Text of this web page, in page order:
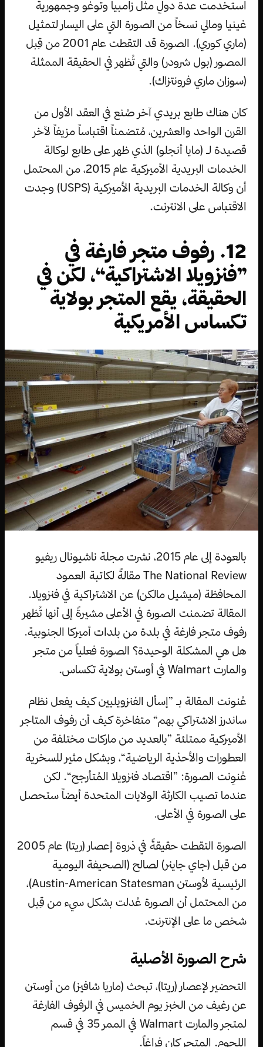
استخدمت عدة دولٍ مثل زامبيا وتوغو وجمهورية
غينيا ومالي نسخاً من الصورة التي على اليسار لتمثيل
(ماري كوري). الصورة قد التقطت عام 2001 من قِبل
المصور (بول شرودر) والتي تُظهر في الحقيقة الممثلة
(سوزان ماري فرونتزاك).
كان هناك طابع بريدي آخر صُنع في العقد الأول من
القرن الواحد والعشرين، مُتضمناً اقتباساً مزيفاً لآخر
قصيدة لـ (مايا أنجلو) الذي ظهر على طابع لوكالة
الخدمات البريدية الأميركية عام 2015، من المحتمل
أن وكالة الخدمات البريدية الأميركية (USPS) وجدت
الاقتباس على الانترنت.
12. رفوف متجر فارغة في
”فنزويلا الاشتراكية“، لكن في
الحقيقة، يقع المتجر بولاية
تكساس الأمريكية
بالعودة إلى عام 2015، نشرت مجلة ناشيونال ريفيو
The National Review مقالةً لكاتبة العمود
المحافظة (ميشيل مالكن) عن الاشتراكية في فنزويلا.
المقالة تضمنت الصورة في الأعلى مشيرةً إلى أنها تُظهر
رفوف متجر فارغة في بلدة من بلدات أميركا الجنوبية.
هل هي المشكلة الوحيدة؟ الصورة فعلياً من متجر
والمارت Walmart في أوستن بولاية تكساس.
عُنونت المقالة بـ ”إسأل الفنزويليين كيف يفعل نظام
ساندرز الاشتراكي بهم“ متفاخرة كيف أن رفوف المتاجر
الأميركية ممتلئة ”بالعديد من ماركات مختلفة من
العطورات والأحذية الرياضية“، وبشكل مثير للسخرية
عُنوِنت الصورة: ”اقتصاد فنزويلا المُتأرجح“. لكن
عندما تصيب الكارثة الولايات المتحدة أيضاً ستحصل
على الصورة في الأعلى.
الصورة التقطت حقيقةً في ذروة إعصار (ريتا) عام 2005
من قبل (جاي جاينر) لصالح (الصحيفة اليومية
الرئيسية لأوستن Austin-American Statesman)،
من المحتمل أن الصورة عُدلت بشكل سيء من قِبل
شخص ما على الإنترنت.
شرح الصورة الأصلية
التحضير لإعصار (ريتا)، تبحث (ماريا شافيز) من أوستن
عن رغيف من الخبز يوم الخميس في الرفوف الفارغة
لمتجر والمارت Walmart في الممر 35 في قسم
اللحوم. المتجر كان فراغاً.